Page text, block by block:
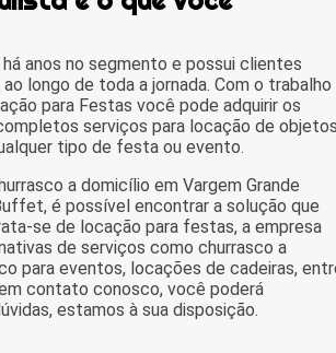
anos no segmento e possui clientes
longo de toda a jornada. Com o trabalho
para Festas você pode adquirir os
serviços para locação de
tipo de festa ou evento.
a domicílio em Vargem Grande
é possível encontrar a solução que
se de locação para festas, a empresa
de serviços como churrasco a
para eventos, locações de cadeiras,
contato conosco, você poderá
estamos à sua disposição.